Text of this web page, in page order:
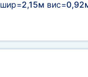
шир=2,15м вис=